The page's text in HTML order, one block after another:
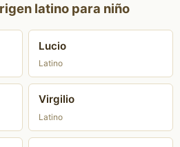
latino para niño
Lucio
Latino
Virgilio
Latino